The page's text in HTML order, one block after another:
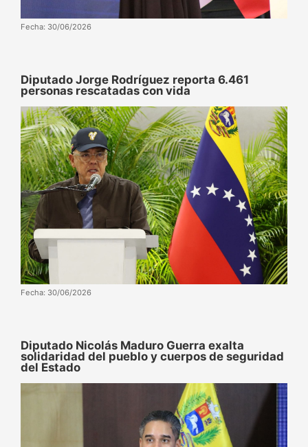
Fecha: 30/06/2026
Diputado Jorge Rodríguez reporta 6.461
personas rescatadas con vida
Fecha: 30/06/2026
Diputado Nicolás Maduro Guerra exalta
solidaridad del pueblo y cuerpos de seguridad
del Estado